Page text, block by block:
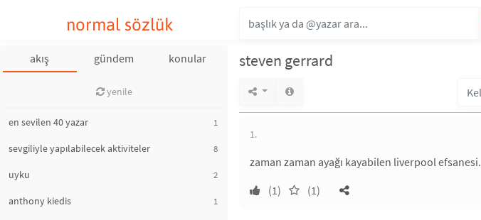
normal sözlük
akış gündem konular
yenile
en sevilen 40 yazar 1
sevgiliyle yapılabilecek aktiviteler 8
uyku 2
anthony kiedis 1
steven gerrard
1.
zaman zaman ayağı kayabilen liverpool efsanesi.
(1)
(1)